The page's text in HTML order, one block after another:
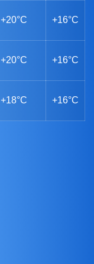
+20°C +16°C
+20°C +16°C
+18°C +16°C